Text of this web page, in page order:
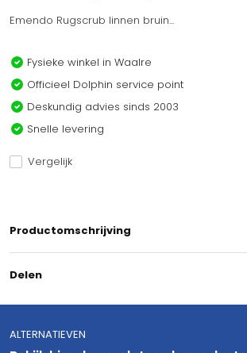
Emendo Rugscrub linnen bruin...
Fysieke winkel in Waalre
Officieel Dolphin service point
Deskundig advies sinds 2003
Snelle levering
Vergelijk
Productomschrijving
Delen
ALTERNATIEVEN